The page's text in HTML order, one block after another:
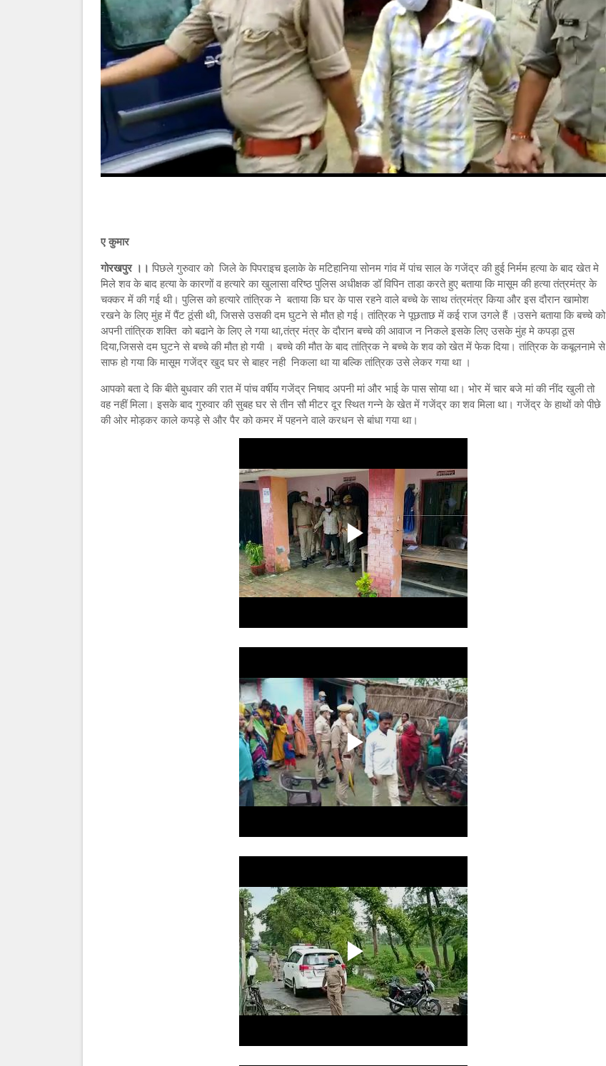
ए कुमार
गोरखपुर ।। पिछले गुरुवार को जिले के पिपराइच इलाके के मटिहानिया सोनम गांव में पांच साल के गजेंद्र की हुई निर्मम हत्या के बाद खेत मे
मिले शव के बाद हत्या के कारणों व हत्यारे का खुलासा वरिष्ठ पुलिस अधीक्षक डॉ विपिन ताडा करते हुए बताया कि मासूम की हत्या तंत्रमंत्र के
चक्कर में की गई थी। पुलिस को हत्यारे तांत्रिक ने बताया कि घर के पास रहने वाले बच्चे के साथ तंत्रमंत्र किया और इस दौरान खामोश
रखने के लिए मुंह में पैंट ठूंसी थी, जिससे उसकी दम घुटने से मौत हो गई। तांत्रिक ने पूछताछ में कई राज उगले हैं ।उसने बताया कि बच्चे को
अपनी तांत्रिक शक्ति को बढाने के लिए ले गया था,तंत्र मंत्र के दौरान बच्चे की आवाज न निकले इसके लिए उसके मुंह मे कपड़ा ठूस
दिया,जिससे दम घुटने से बच्चे की मौत हो गयी । बच्चे की मौत के बाद तांत्रिक ने बच्चे के शव को खेत में फेक दिया। तांत्रिक के कबूलनामे से
साफ हो गया कि मासूम गजेंद्र खुद घर से बाहर नही निकला था या बल्कि तांत्रिक उसे लेकर गया था ।
आपको बता दे कि बीते बुधवार की रात में पांच वर्षीय गजेंद्र निषाद अपनी मां और भाई के पास सोया था। भोर में चार बजे मां की नींद खुली तो
वह नहीं मिला। इसके बाद गुरुवार की सुबह घर से तीन सौ मीटर दूर स्थित गन्ने के खेत में गजेंद्र का शव मिला था। गजेंद्र के हाथों को पीछे
की ओर मोड़कर काले कपड़े से और पैर को कमर में पहनने वाले करधन से बांधा गया था।